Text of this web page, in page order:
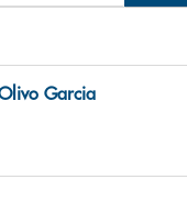
Garcia